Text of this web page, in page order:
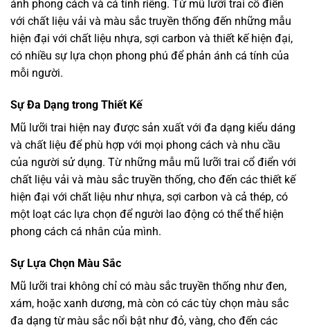
ánh phong cách và cá tính riêng. Từ mũ lưỡi trai cổ điển
với chất liệu vải và màu sắc truyền thống đến những mẫu
hiện đại với chất liệu nhựa, sợi carbon và thiết kế hiện đại,
có nhiều sự lựa chọn phong phú để phản ánh cá tính của
mỗi người.
Sự Đa Dạng trong Thiết Kế
Mũ lưỡi trai hiện nay được sản xuất với đa dạng kiểu dáng
và chất liệu để phù hợp với mọi phong cách và nhu cầu
của người sử dụng. Từ những mẫu mũ lưỡi trai cổ điển với
chất liệu vải và màu sắc truyền thống, cho đến các thiết kế
hiện đại với chất liệu như nhựa, sợi carbon và cả thép, có
một loạt các lựa chọn để người lao động có thể thể hiện
phong cách cá nhân của mình.
Sự Lựa Chọn Màu Sắc
Mũ lưỡi trai không chỉ có màu sắc truyền thống như đen,
xám, hoặc xanh dương, mà còn có các tùy chọn màu sắc
đa dạng từ màu sắc nổi bật như đỏ, vàng, cho đến các